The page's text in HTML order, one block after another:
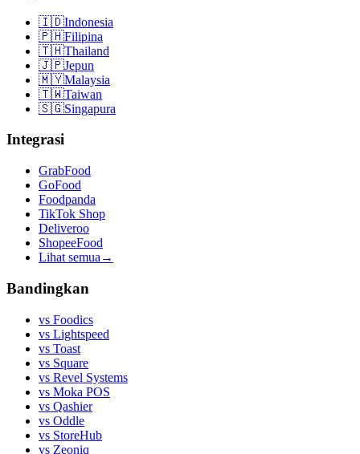
🇮🇩Indonesia
🇵🇭Filipina
🇹🇭Thailand
🇯🇵Jepun
🇲🇾Malaysia
🇹🇼Taiwan
🇸🇬Singapura
Integrasi
GrabFood
GoFood
Foodpanda
TikTok Shop
Deliveroo
ShopeeFood
Lihat semua →
Bandingkan
vs Foodics
vs Lightspeed
vs Toast
vs Square
vs Revel Systems
vs Moka POS
vs Qashier
vs Oddle
vs StoreHub
vs Zeoniq